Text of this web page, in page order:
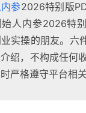
参2026特别版
始人内参2026特
实操的朋友。六
绍，不构成任何
严格遵守平台相